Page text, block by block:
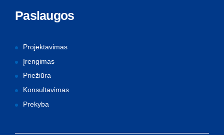
Paslaugos
Projektavimas
Įrengimas
Priežiūra
Konsultavimas
Prekyba